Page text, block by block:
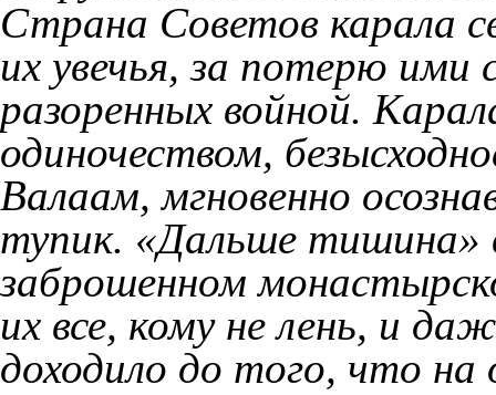
Страна Советов карала
их увечья, за потерю ими
разоренных войной.
одиночеством,
Валаам, мгновенно
тупик. «Дальше тишина»
заброшенном
их все, кому не лень, и
доходило до того, что на